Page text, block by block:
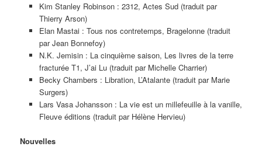
Kim Stanley Robinson : 2312, Actes Sud (traduit par
Thierry Arson)
Elan Mastai : Tous nos contretemps, Bragelonne (traduit
par Jean Bonnefoy)
N.K. Jemisin : La cinquième saison, Les livres de la terre
fracturée T1, J’ai Lu (traduit par Michelle Charrier)
Becky Chambers : Libration, L’Atalante (traduit par Marie
Surgers)
Lars Vasa Johansson : La vie est un millefeuille à la vanille,
Fleuve éditions (traduit par Hélène Hervieu)
Nouvelles